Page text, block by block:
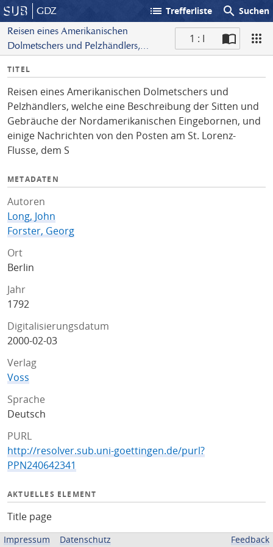
GDZ list Trefferliste search Suchen
Reisen eines Amerikanischen
Dolmetschers und Pelzhändlers,
und Gebräuche der
Nordamerikanischen Eingebornen,
und einige Nachrichten von den
Posten am St. Lorenz-Flusse, dem S
1 : I
I
f
o
TITEL
Reisen eines Amerikanischen Dolmetschers und
Pelzhändlers, welche eine Beschreibung der Sitten und
Gebräuche der Nordamerikanischen Eingebornen, und
einige Nachrichten von den Posten am St. Lorenz-
Flusse, dem S
METADATEN
Autoren
Long, John
Forster, Georg
Ort
Berlin
Jahr
1792
Digitalisierungsdatum
2000-02-03
Verlag
Voss
Sprache
Deutsch
PURL
http://resolver.sub.uni-goettingen.de/purl?
PPN240642341
AKTUELLES ELEMENT
Title page
Sprache
Impressum Datenschutz Feedback